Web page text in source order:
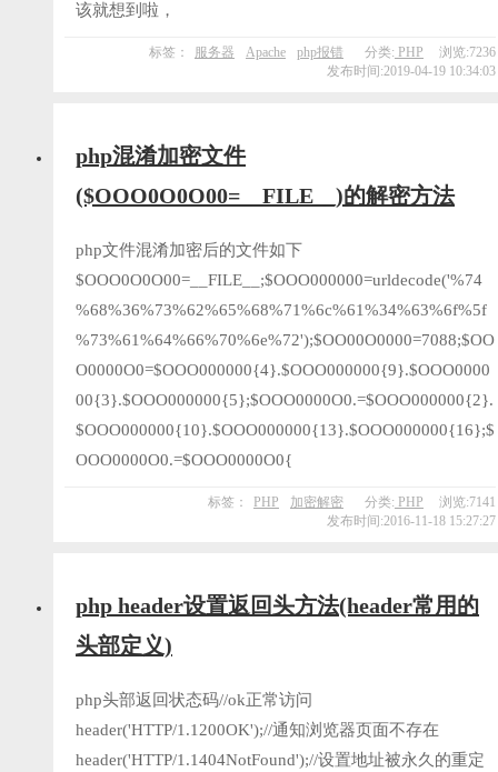
该就想到啦，
标签： 服务器 Apache php报错 分类: PHP
浏览:7236
发布时间:2019-04-19 10:34:03
php混淆加密文件
($OOO0O0O00=__FILE__)的解密方法
php文件混淆加密后的文件如下
$OOO0O0O00=__FILE__;$OOO000000=urldecode('%74
%68%36%73%62%65%68%71%6c%61%34%63%6f%5f
%73%61%64%66%70%6e%72');$OO00O0000=7088;$OO
O0000O0=$OOO000000{4}.$OOO000000{9}.$OOO0000
00{3}.$OOO000000{5};$OOO0000O0.=$OOO000000{2}.
$OOO000000{10}.$OOO000000{13}.$OOO000000{16};$
OOO0000O0.=$OOO0000O0{
标签： PHP 加密解密 分类: PHP
浏览:7141
发布时间:2016-11-18 15:27:27
php header设置返回头方法(header常用的
头部定义)
php头部返回状态码//ok正常访问
header('HTTP/1.1200OK');//通知浏览器页面不存在
header('HTTP/1.1404NotFound');//设置地址被永久的重定